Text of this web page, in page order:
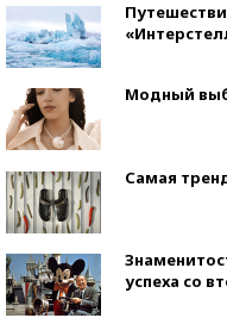
Модный
Самая
успеха со